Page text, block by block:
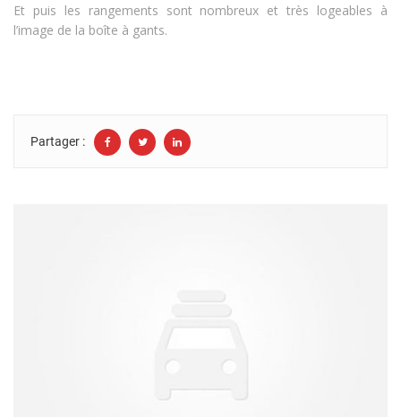
Et puis les rangements sont nombreux et très logeables à
l’image de la boîte à gants.
Partager :